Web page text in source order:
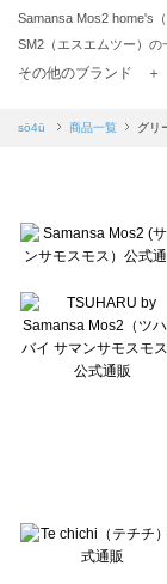
Samansa Mos2 home's
SM2（エスエムツー）の
TSUHARU by Samansa
Samansa Mos2 blue（サ
Te chichi（テチチ）の一
Te chichi CLASSIC（テ
Lugnoncure（ルノンキ
BETTY'S BLUE（べティ
Wpc.（ワールドパーティ
その他のブランド ＋
sō4ū 商品一覧 グリ